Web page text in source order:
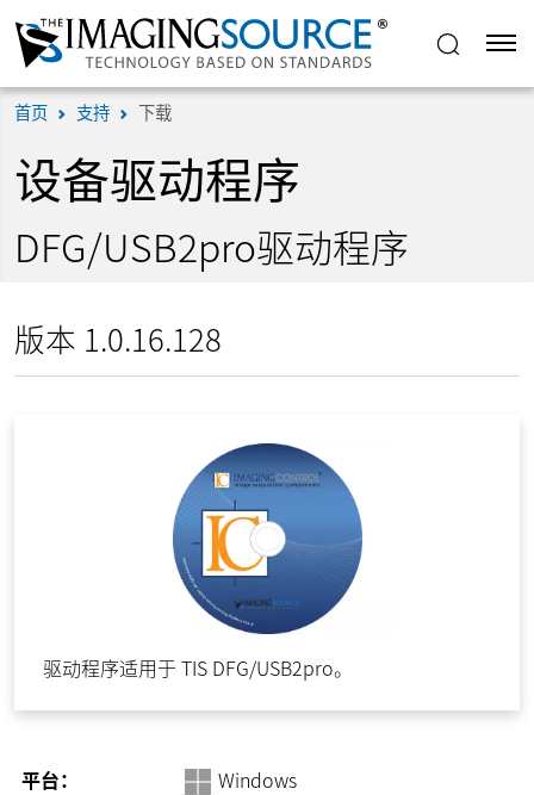
首页 支持 下载
设备驱动程序
DFG/USB2pro驱动程序
版本 1.0.16.128
驱动程序适用于 TIS DFG/USB2pro。
平台：
Windows